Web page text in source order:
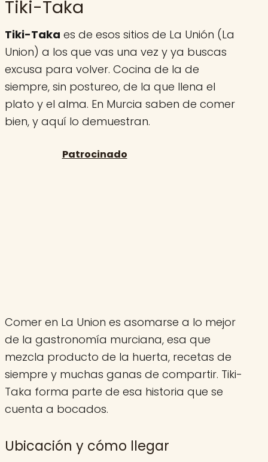
Tiki-Taka
Tiki-Taka es de esos sitios de La Unión (La
Union) a los que vas una vez y ya buscas
excusa para volver. Cocina de la de
siempre, sin postureo, de la que llena el
plato y el alma. En Murcia saben de comer
bien, y aquí lo demuestran.
Comer en La Union es asomarse a lo mejor
de la gastronomía murciana, esa que
mezcla producto de la huerta, recetas de
siempre y muchas ganas de compartir. Tiki-
Taka forma parte de esa historia que se
cuenta a bocados.
Ubicación y cómo llegar